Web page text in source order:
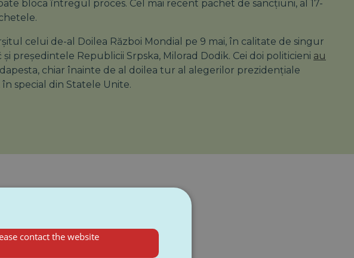
bloca întregul proces. Cel mai recent pachet de sancțiuni, al 17-
celui de-al Doilea Război Mondial pe 9 mai, în calitate de singur
președintele Republicii Srpska, Milorad Dodik. Cei doi politicieni au
chiar înainte de al doilea tur al alegerilor prezidențiale
special din Statele Unite.
contact the website